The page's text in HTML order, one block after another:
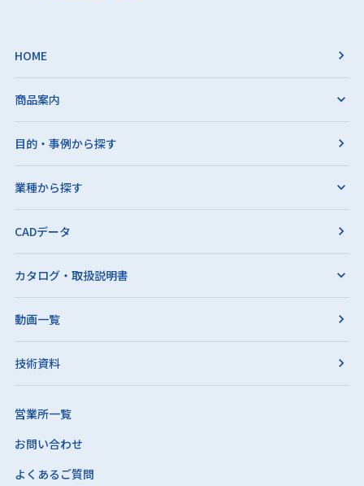
HOME
商品案内
目的・事例から探す
業種から探す
CADデータ
カタログ・取扱説明書
動画一覧
技術資料
営業所一覧
お問い合わせ
よくあるご質問